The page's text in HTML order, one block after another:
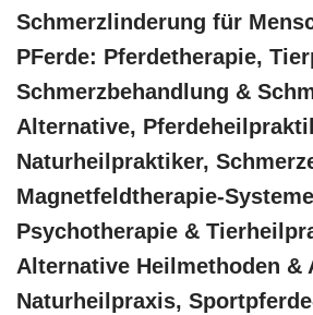
Schmerzlinderung für
PFerde: Pferdetherapie,
Schmerzbehandlung &
Alternative,
Naturheilpraktiker,
Magnetfeldtherapie-
‎Psychotherapie &
Alternative Heilmethoden &
Naturheilpraxis,